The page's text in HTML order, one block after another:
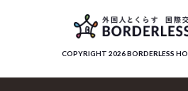
COPYRIGHT 2026 BORDERLESS